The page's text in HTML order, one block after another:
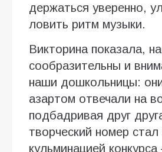
держаться уверенно,
ловить ритм музыки.
Викторина показала,
сообразительны и
наши дошкольницы:
азартом отвечали на
подбадривая друг
творческий номер
кульминацией